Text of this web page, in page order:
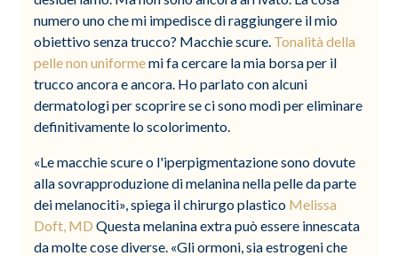
numero uno che mi impedisce di raggiungere il mio
obiettivo senza trucco? Macchie scure. Tonalità della
pelle non uniformemi fa cercare la mia borsa per il
trucco ancora e ancora. Ho parlato con alcuni
dermatologi per scoprire se ci sono modi per eliminare
definitivamente lo scolorimento.
«Le macchie scure o l'iperpigmentazione sono dovute
alla sovrapproduzione di melanina nella pelle da parte
dei melanociti», spiega il chirurgo plastico Melissa
Doft, MD Questa melanina extra può essere innescata
da molte cose diverse. «Gli ormoni, sia estrogeni che